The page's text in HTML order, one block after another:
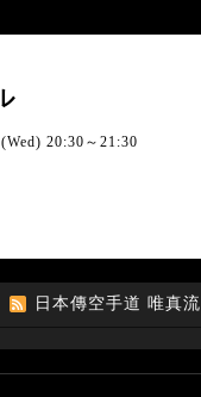
20:30～21:30
日本傳空手道 唯真流